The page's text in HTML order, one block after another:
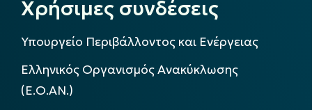
Χρήσιμες συνδέσεις
Υπουργείο Περιβάλλοντος και Ενέργειας
Ελληνικός Οργανισμός Ανακύκλωσης
(Ε.Ο.ΑΝ.)